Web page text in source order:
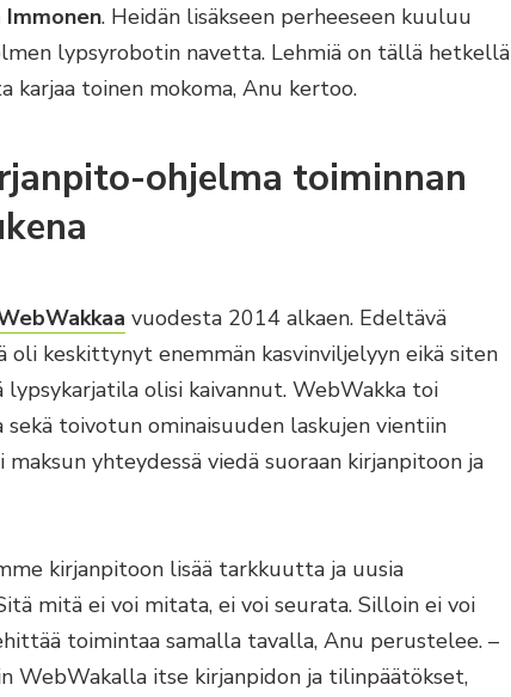
Immonen. Heidän lisäkseen perheeseen kuuluu
lypsyrobotin navetta. Lehmiä on tällä hetkellä
karjaa toinen mokoma, Anu kertoo.
ohjelma toiminnan
vuodesta 2014 alkaen. Edeltävä
oli keskittynyt enemmän kasvinviljelyyn eikä siten
olisi kaivannut. WebWakka toi
toivotun ominaisuuden laskujen vientiin
yhteydessä viedä suoraan kirjanpitoon ja
kirjanpitoon lisää tarkkuutta ja uusia
mitä ei voi mitata, ei voi seurata. Silloin ei voi
toimintaa samalla tavalla, Anu perustelee. –
WebWakalla itse kirjanpidon ja tilinpäätökset,